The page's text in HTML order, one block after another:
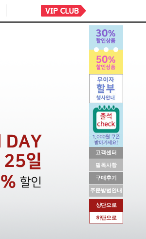
고객센터
필독사항
구매후기
주문방법안내
상단으로
하단으로